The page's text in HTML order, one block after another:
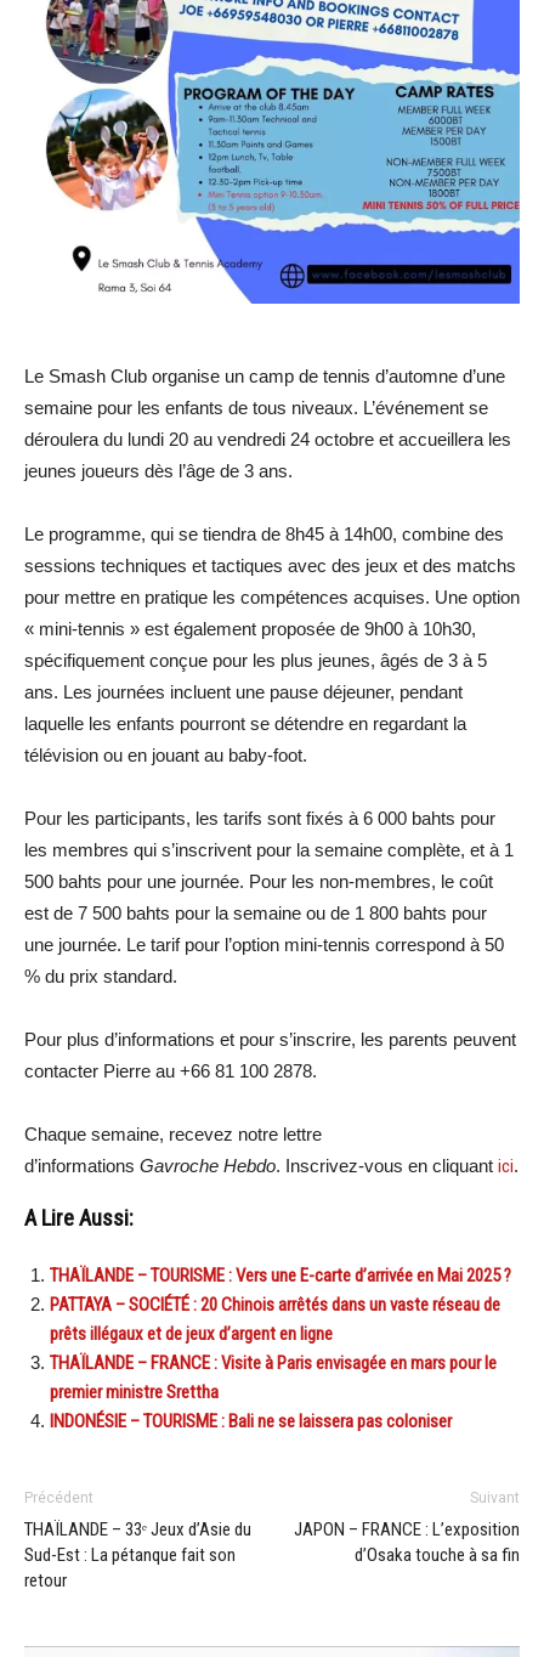
Le Smash Club organise un camp de tennis d’automne d’une
semaine pour les enfants de tous niveaux. L’événement se
déroulera du lundi 20 au vendredi 24 octobre et accueillera les
jeunes joueurs dès l’âge de 3 ans.
Le programme, qui se tiendra de 8h45 à 14h00, combine des
sessions techniques et tactiques avec des jeux et des matchs
pour mettre en pratique les compétences acquises. Une option
« mini-tennis » est également proposée de 9h00 à 10h30,
spécifiquement conçue pour les plus jeunes, âgés de 3 à 5
ans. Les journées incluent une pause déjeuner, pendant
laquelle les enfants pourront se détendre en regardant la
télévision ou en jouant au baby-foot.
Pour les participants, les tarifs sont fixés à 6 000 bahts pour
les membres qui s’inscrivent pour la semaine complète, et à 1
500 bahts pour une journée. Pour les non-membres, le coût
est de 7 500 bahts pour la semaine ou de 1 800 bahts pour
une journée. Le tarif pour l’option mini-tennis correspond à 50
% du prix standard.
Pour plus d’informations et pour s’inscrire, les parents peuvent
contacter Pierre au +66 81 100 2878.
Chaque semaine, recevez notre lettre
d’informations Gavroche Hebdo. Inscrivez-vous en cliquant ici.
A Lire Aussi:
THAÏLANDE – TOURISME : Vers une E-carte d’arrivée en Mai 2025 ?
PATTAYA – SOCIÉTÉ : 20 Chinois arrêtés dans un vaste réseau de
prêts illégaux et de jeux d’argent en ligne
THAÏLANDE – FRANCE : Visite à Paris envisagée en mars pour le
premier ministre Srettha
INDONÉSIE – TOURISME : Bali ne se laissera pas coloniser
Précédent
THAÏLANDE – 33ᵉ Jeux d’Asie du
Sud-Est : La pétanque fait son
retour
Suivant
JAPON – FRANCE : L’exposition
d’Osaka touche à sa fin